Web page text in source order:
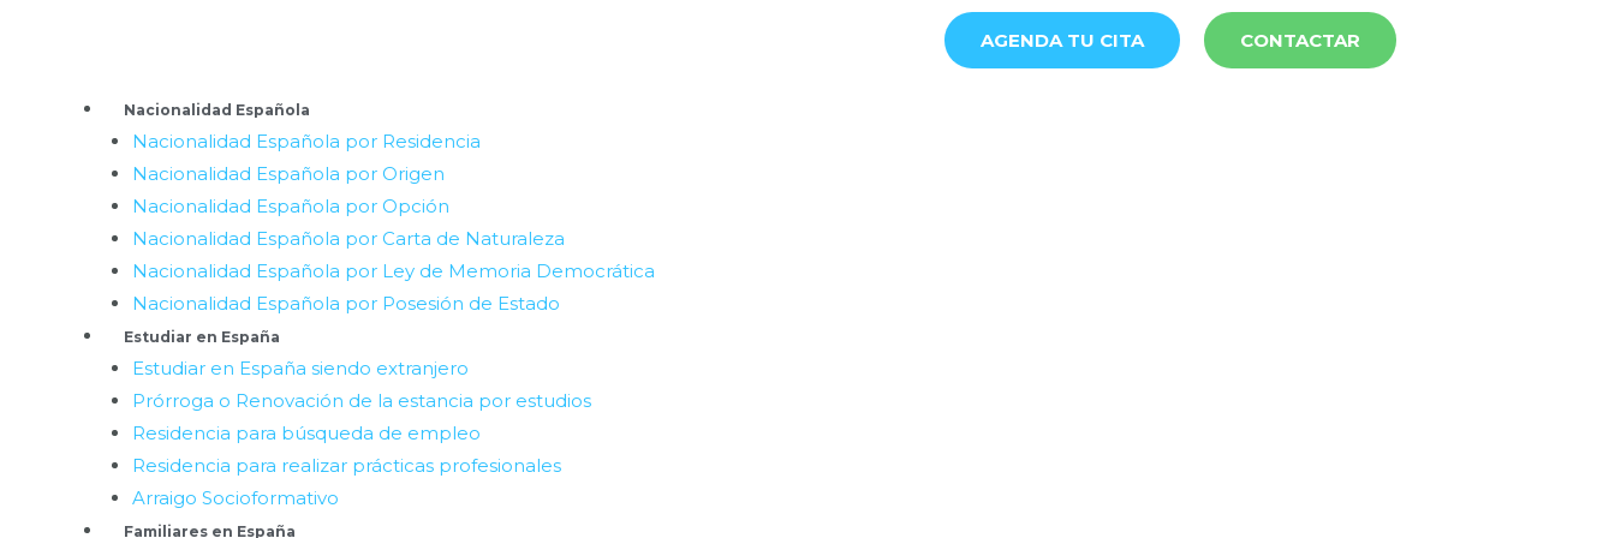
AGENDA TU CITA CONTACTAR
Nacionalidad Española
Nacionalidad Española por Residencia
Nacionalidad Española por Origen
Nacionalidad Española por Opción
Nacionalidad Española por Carta de Naturaleza
Nacionalidad Española por Ley de Memoria Democrática
Nacionalidad Española por Posesión de Estado
Estudiar en España
Estudiar en España siendo extranjero
Prórroga o Renovación de la estancia por estudios
Residencia para búsqueda de empleo
Residencia para realizar prácticas profesionales
Arraigo Socioformativo
Familiares en España
Menú